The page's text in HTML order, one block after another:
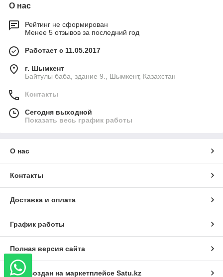
О нас
Рейтинг не сформирован
Менее 5 отзывов за последний год
Работает с 11.05.2017
г. Шымкент
Байтулы баба, здание 9., Шымкент, Казахстан
Контакты
Сегодня выходной
Показать весь график работы
О нас
Контакты
Доставка и оплата
График работы
Полная версия сайта
Сайт создан на маркетплейсе Satu.kz